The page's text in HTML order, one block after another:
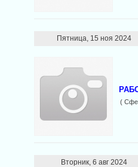
Пятница, 15 ноя 2024
(
Вторник, 6 авг 2024